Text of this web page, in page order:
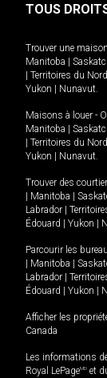
TOUS
Trouver une maison
Manitoba
Territoires du
Yukon
Nunavut.
Maisons à louer -
Manitoba
Territoires du
Yukon
Nunavut.
Trouver des
Manitoba
Labrador
Édouard
Yukon
Parcourir les
Manitoba
Labrador
Édouard
Yukon
Afficher les
Canada
Les informations
Royal LePageMD et